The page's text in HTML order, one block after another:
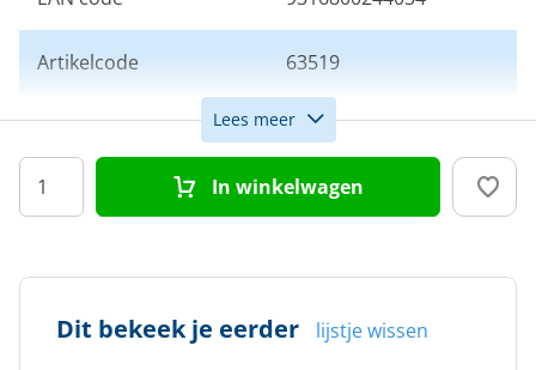
Artikelcode 63519
Aantal schijven 2
Schijfdiameter (mm) 40
Lees meer
In winkelwagen
Dit bekeek je eerder lijstje wissen